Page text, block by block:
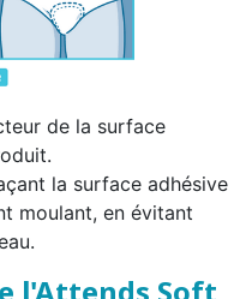
de la surface
la surface adhésive
moulant, en évitant
l'Attends Soft